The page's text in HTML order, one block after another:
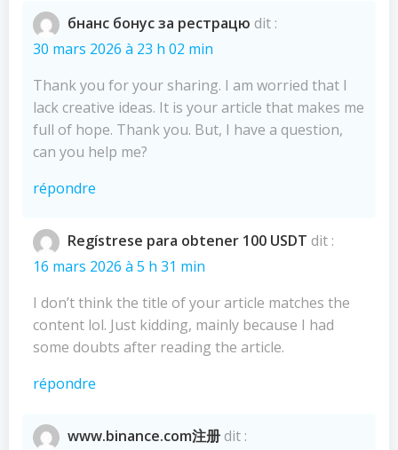
бнанс бонус за рестрацю dit :
30 mars 2026 à 23 h 02 min
Thank you for your sharing. I am worried that I
lack creative ideas. It is your article that makes me
full of hope. Thank you. But, I have a question,
can you help me?
répondre
Regístrese para obtener 100 USDT dit :
16 mars 2026 à 5 h 31 min
I don’t think the title of your article matches the
content lol. Just kidding, mainly because I had
some doubts after reading the article.
répondre
www.binance.com注册dit :